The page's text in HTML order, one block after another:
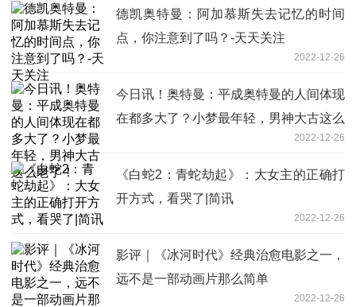
德凯奥特曼：阿加慕斯失去记忆的时间
点，你注意到了吗？-天天关注
2022-12-26
今日讯！奥特曼：平成奥特曼的人间体现
在都多大了？小梦最年轻，男神大古这么
2022-12-26
《白蛇2：青蛇劫起》：大女主的正确打
开方式，看哭了|简讯
2022-12-26
影评｜《冰河时代》经典治愈电影之一，
远不是一部动画片那么简单
2022-12-26